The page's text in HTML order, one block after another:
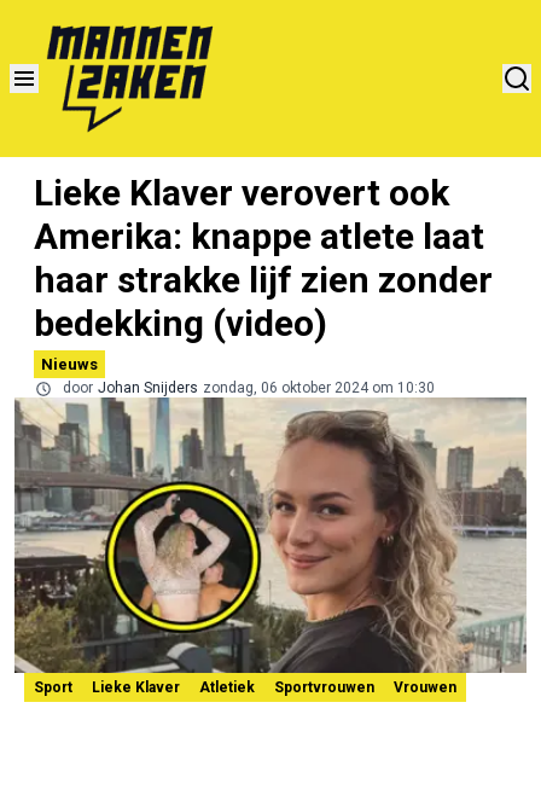
Lieke Klaver verovert ook
Amerika: knappe atlete laat
haar strakke lijf zien zonder
bedekking (video)
Nieuws
door Johan Snijders zondag, 06 oktober 2024 om 10:30
Sport Lieke Klaver Atletiek Sportvrouwen Vrouwen